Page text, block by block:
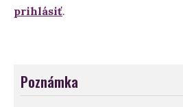
prihlásiť.
Poznámka